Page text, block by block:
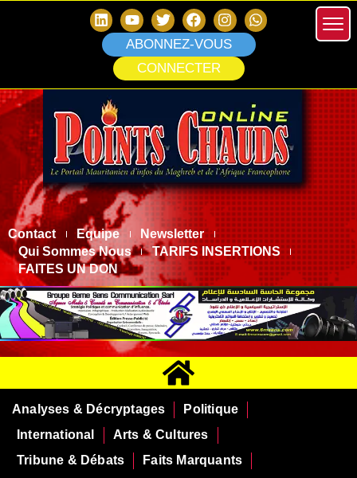
ABONNEZ-VOUS
CONNECTER
Contact Equipe
Newsletter
Qui Sommes Nous
TARIFS INSERTIONS
FAITES UN DON
Analyses & Décryptages
Politique
International
Arts & Cultures
Tribune & Débats
Faits Marquants